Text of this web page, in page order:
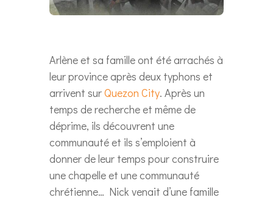
Arlène et sa famille ont été arrachés à
leur province après deux typhons et
arrivent surQuezon City. Après un
temps de recherche et même de
déprime, ils découvrent une
communauté et ils s’emploient à
donner de leur temps pour construire
une chapelle et une communauté
chrétienne… Nick venait d’une famille